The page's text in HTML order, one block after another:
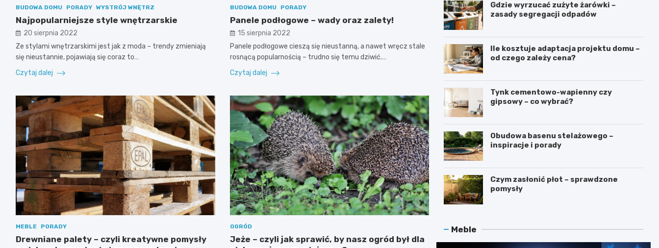
BUDOWA DOMU PORADY WYSTRÓJ WNĘTRZ
Najpopularniejsze style wnętrzarskie
20 sierpnia 2022
Ze stylami wnętrzarskimi jest jak z moda – trendy zmieniają
się nieustannie, pojawiają się coraz to…
Czytaj dalej
BUDOWA DOMU PORADY
Panele podłogowe – wady oraz zalety!
15 sierpnia 2022
Panele podłogowe cieszą się nieustanną, a nawet wręcz stale
rosnącą popularnością – trudno się temu dziwić.…
Czytaj dalej
MEBLE PORADY
Drewniane palety – czyli kreatywne pomysły
OGRÓD
Jeże – czyli jak sprawić, by nasz ogród był dla
Gdzie wyrzucać zużyte żarówki –
zasady segregacji odpadów
Ile kosztuje adaptacja projektu domu –
od czego zależy cena?
Tynk cementowo-wapienny czy
gipsowy – co wybrać?
Obudowa basenu stelażowego –
inspiracje i porady
Czym zasłonić płot – sprawdzone
pomysły
Meble